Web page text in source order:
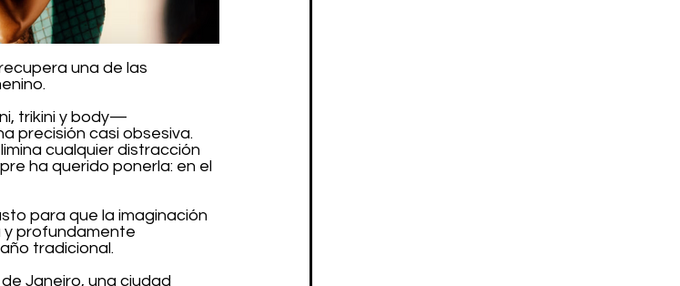
una de las
trikini y body—
precisión casi obsesiva.
cualquier distracción
ha querido ponerla: en el
para que la imaginación
y profundamente
tradicional.
Janeiro, una ciudad